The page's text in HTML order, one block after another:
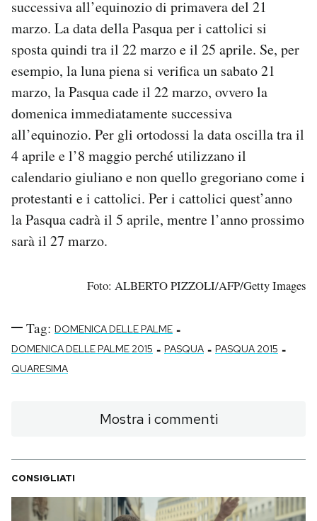
successiva all’equinozio di primavera del 21
marzo. La data della Pasqua per i cattolici si
sposta quindi tra il 22 marzo e il 25 aprile. Se, per
esempio, la luna piena si verifica un sabato 21
marzo, la Pasqua cade il 22 marzo, ovvero la
domenica immediatamente successiva
all’equinozio. Per gli ortodossi la data oscilla tra il
4 aprile e l’8 maggio perché utilizzano il
calendario giuliano e non quello gregoriano come i
protestanti e i cattolici. Per i cattolici quest’anno
la Pasqua cadrà il 5 aprile, mentre l’anno prossimo
sarà il 27 marzo.
Foto: ALBERTO PIZZOLI/AFP/Getty Images
Tag: DOMENICA DELLE PALME -
DOMENICA DELLE PALME 2015 - PASQUA - PASQUA 2015 -
QUARESIMA
Mostra i commenti
CONSIGLIATI